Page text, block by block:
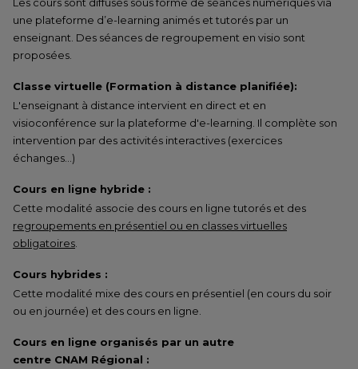
une plateforme d’e-learning animés et tutorés par un
enseignant. Des séances de regroupement en visio sont
proposées.
Classe virtuelle (Formation à distance planifiée):
L'enseignant à distance intervient en direct et en
visioconférence sur la plateforme d'e-learning. Il complète son
intervention par des activités interactives (exercices
échanges…)
Cours en ligne hybride :
Cette modalité associe des cours en ligne tutorés et des
regroupements en présentiel ou en classes virtuelles
obligatoires
Cours hybrides :
Cette modalité mixe des cours en présentiel (en cours du soir
ou en journée) et des cours en ligne.
Cours en ligne organisés par un autre
centre CNAM Régional :